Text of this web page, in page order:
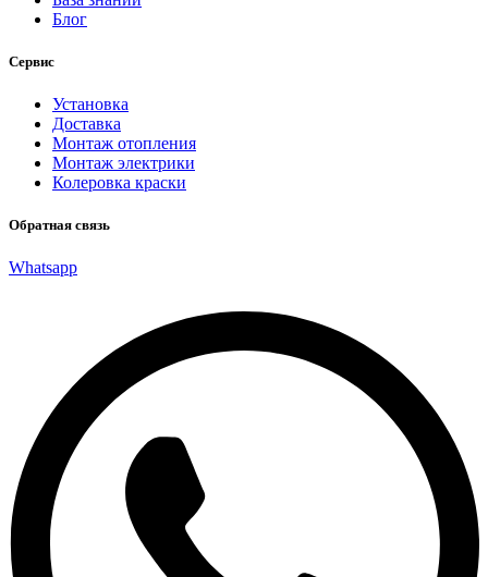
Блог
Сервис
Установка
Доставка
Монтаж отопления
Монтаж электрики
Колеровка краски
Обратная связь
Whatsapp